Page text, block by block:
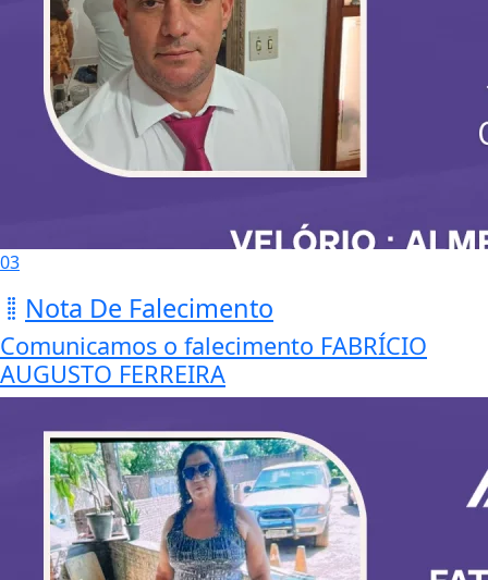
03
Nota De Falecimento
Comunicamos o falecimento FABRÍCIO
AUGUSTO FERREIRA